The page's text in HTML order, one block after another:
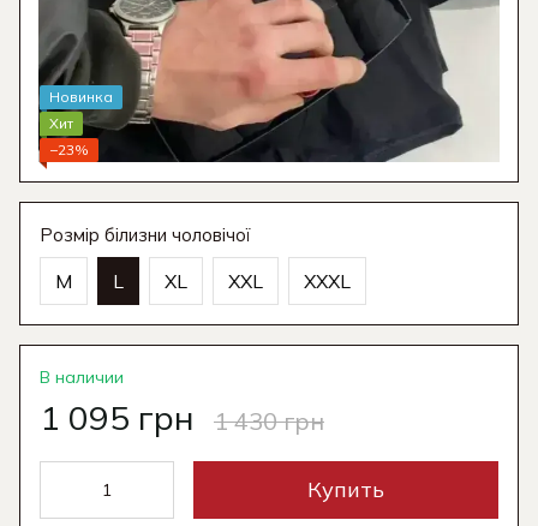
Новинка
Хит
−23%
Розмір білизни чоловічої
M L XL XXL XXXL
В наличии
1 095 грн 1 430 грн
Купить